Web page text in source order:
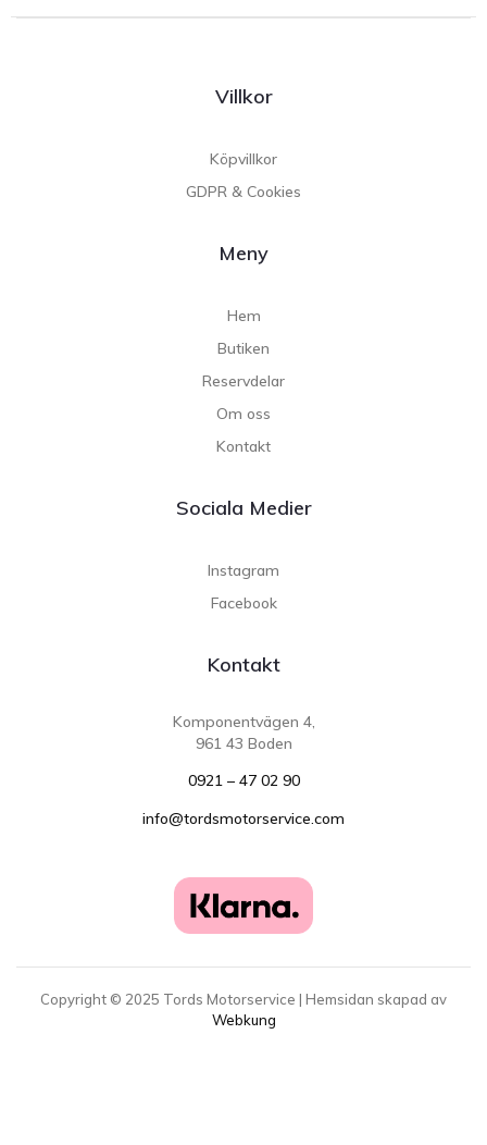
Villkor
Köpvillkor
GDPR & Cookies
Meny
Hem
Butiken
Reservdelar
Om oss
Kontakt
Sociala Medier
Instagram
Facebook
Kontakt
Komponentvägen 4,
961 43 Boden
0921 – 47 02 90
info@tordsmotorservice.com
Copyright © 2025 Tords Motorservice | Hemsidan skapad av
Webkung